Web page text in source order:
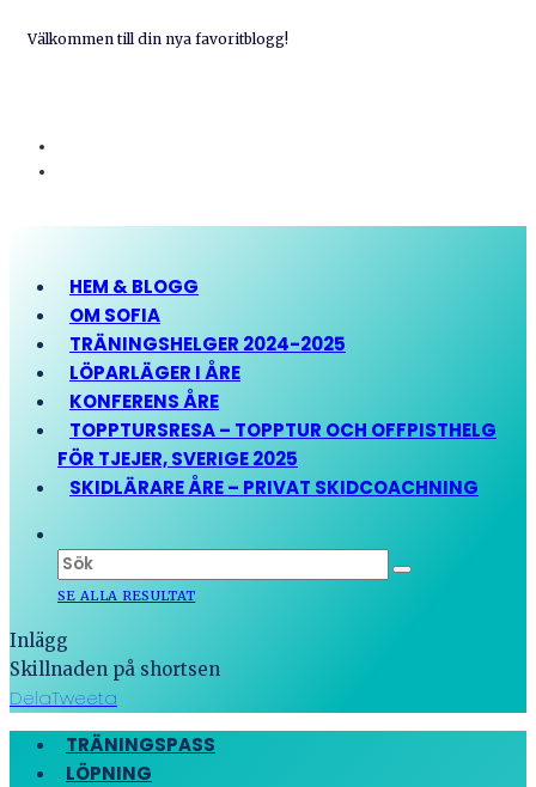
Välkommen till din nya favoritblogg!
HEM & BLOGG
OM SOFIA
TRÄNINGSHELGER 2024-2025
LÖPARLÄGER I ÅRE
KONFERENS ÅRE
TOPPTURSRESA – TOPPTUR OCH OFFPISTHELG
FÖR TJEJER, SVERIGE 2025
SKIDLÄRARE ÅRE – PRIVAT SKIDCOACHNING
SE ALLA RESULTAT
Inlägg
Skillnaden på shortsen
DelaTweeta
TRÄNINGSPASS
LÖPNING